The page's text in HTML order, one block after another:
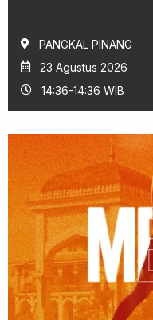
PANGKAL PINANG
23 Agustus 2026
14:36-14:36 WIB